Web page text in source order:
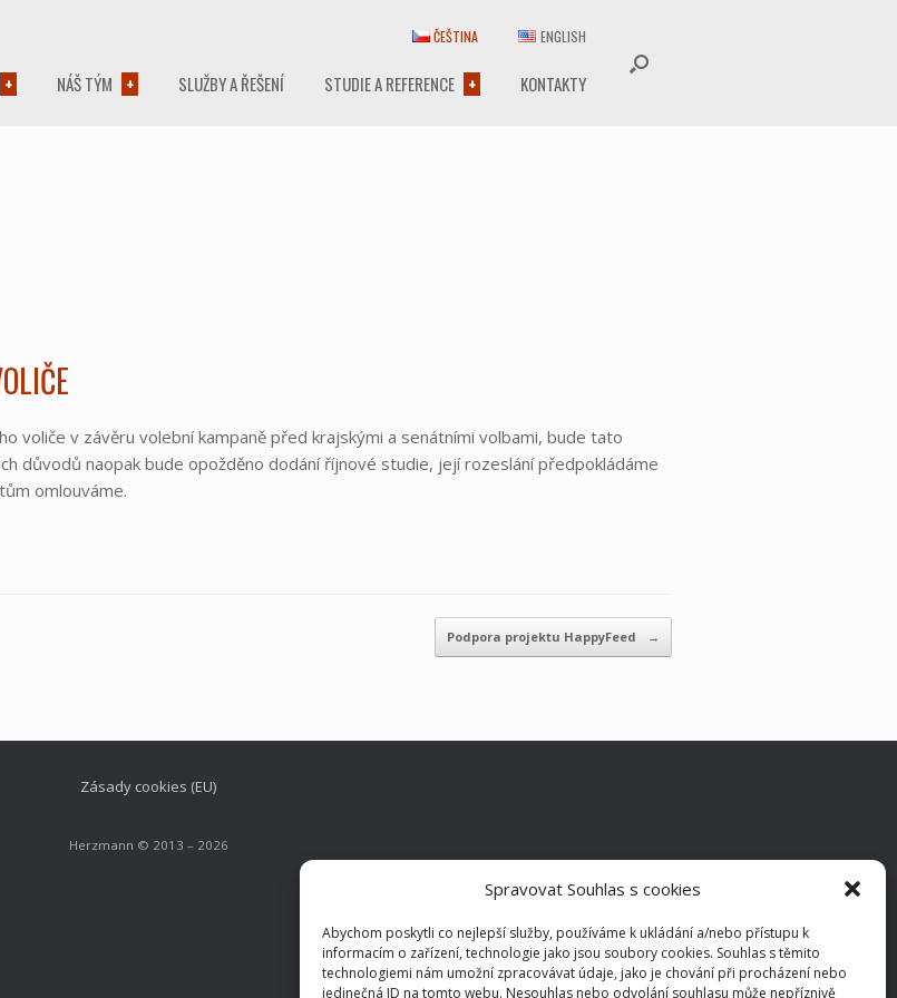
Spravovat Souhlas s cookies
Abychom poskytli co nejlepší služby, používáme k ukládání a/nebo přístupu k
informacím o zařízení, technologie jako jsou soubory cookies. Souhlas s těmito
technologiemi nám umožní zpracovávat údaje, jako je chování při procházení nebo
jedinečná ID na tomto webu. Nesouhlas nebo odvolání souhlasu může nepříznivě
NÁŠ TÝM SLUŽBY A ŘEŠENÍ STUDIE A REFERENCE KONTAKTY
ČEŠTINA ENGLISH
voliče v závěru volební kampaně před krajskými a senátními volbami, bude tato
důvodů naopak bude opožděno dodání říjnové studie, její rozeslání předpokládáme
omlouváme.
Podpora projektu HappyFeed →
Zásady cookies (EU)
Herzmann © 2013 – 2026